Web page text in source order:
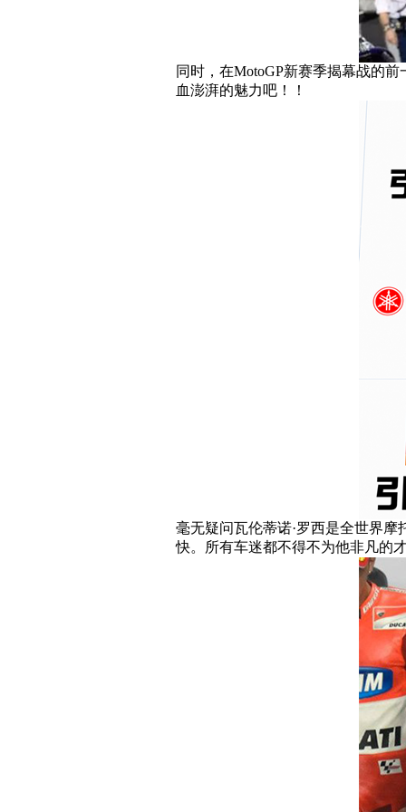
同时，在MotoGP新赛季揭幕战的
血澎湃的魅力吧！！
毫无疑问瓦伦蒂诺·罗西是全世界
快。所有车迷都不得不为他非凡的